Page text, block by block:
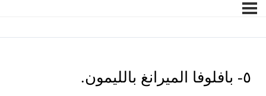
٥- بافلوفا الميرانغ بالليمون.